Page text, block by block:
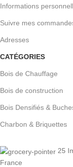
Informations
Suivre mes
Adresses
CATÉGORIES
Bois de Chauffage
Bois de construction
Bois Densifiés &
Charbon & Briquettes
25
France